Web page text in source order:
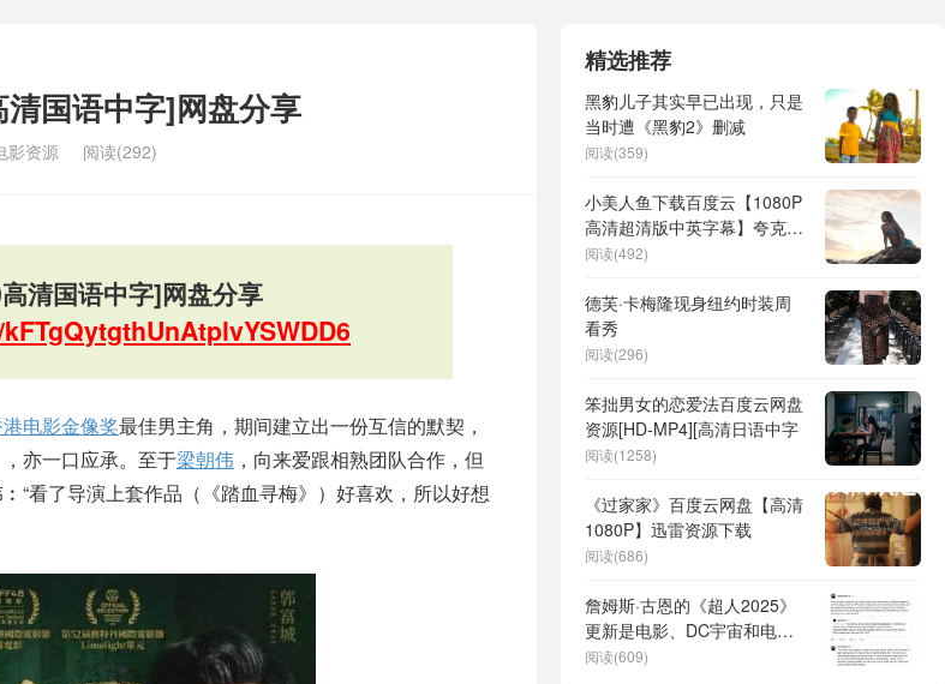
国语中字]网盘分享
影资源 阅读(292)
清国语中字]网盘分享
电影金像奖最佳男主角，期间建立出一份互信的默契，
亦一口应承。至于梁朝伟 ，向来爱跟相熟团队合作，但
看了导演上套作品（《踏血寻梅》）好喜欢，所以好想
精选推荐
黑豹儿子其实早已出现，只是
当时遭《黑豹2》删减
阅读(359)
小美人鱼下载百度云【1080P
高清超清版中英字幕】夸克网
盘
阅读(492)
德芙·卡梅隆现身纽约时装周
看秀
阅读(296)
笨拙男女的恋爱法百度云网盘
资源[HD-MP4][高清日语中字
阅读(1258)
《过家家》百度云网盘【高清
1080P】迅雷资源下载
阅读(686)
詹姆斯·古恩的《超人2025》
更新是电影、DC宇宙和电影
产业的积极一步
阅读(609)